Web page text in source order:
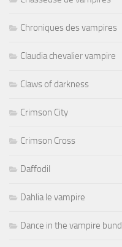
Chroniques des vampires
Claudia chevalier vampire
Claws of darkness
Crimson City
Crimson Cross
Daffodil
Dahlia le vampire
Dance in the vampire bund